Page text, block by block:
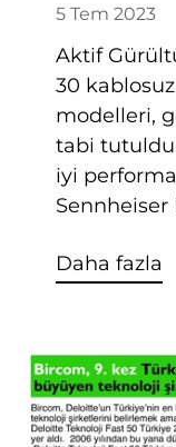
5 Tem 2023
Aktif
30
modelleri,
tabi
iyi
Daha fazla